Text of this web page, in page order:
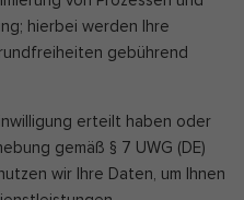
hierbei werden Ihre
gebührend
erteilt haben oder
gemäß § 7 UWG (DE)
wir Ihre Daten, um Ihnen